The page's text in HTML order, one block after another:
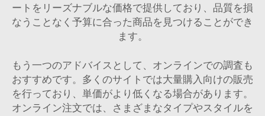
ートをリーズナブルな価格で提供しており、品質を損
なうことなく予算に合った商品を見つけることができ
ます。
もう一つのアドバイスとして、オンラインでの調査も
おすすめです。多くのサイトでは大量購入向けの販売
を行っており、単価がより低くなる場合があります。
オンライン注文では、さまざまなタイプやスタイルを